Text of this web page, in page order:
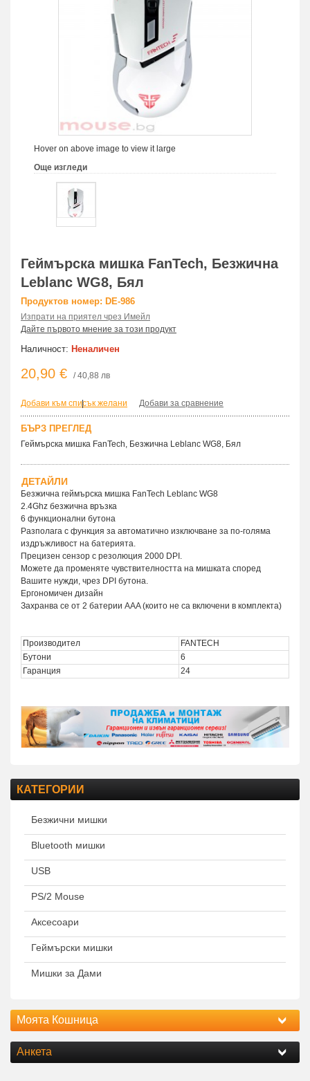
Hover on above image to view it large
Още изгледи
Геймърска мишка FanTech, Безжична
Leblanc WG8, Бял
Продуктов номер: DE-986
Изпрати на приятел чрез Имейл
Дайте първото мнение за този продукт
Наличност: Неналичен
20,90 € / 40,88 лв
Добави към списък желани
| Добави за сравнение
БЪРЗ ПРЕГЛЕД
Геймърска мишка FanTech, Безжична Leblanc WG8, Бял
ДЕТАЙЛИ
Безжична геймърска мишка FanTech Leblanc WG8
2.4Ghz безжична връзка
6 функционални бутона
Разполага с функция за автоматично изключване за по-голяма
издръжливост на батерията.
Прецизен сензор с резолюция 2000 DPI.
Можете да променяте чувствителността на мишката според
Вашите нужди, чрез DPI бутона.
Ергономичен дизайн
Захранва се от 2 батерии AAA (които не са включени в комплекта)
Производител
FANTECH
Бутони
6
Гаранция
24
КАТЕГОРИИ
Безжични мишки
Bluetooth мишки
USB
PS/2 Mouse
Аксесоари
Геймърски мишки
Мишки за Дами
Моята Кошница
Анкета